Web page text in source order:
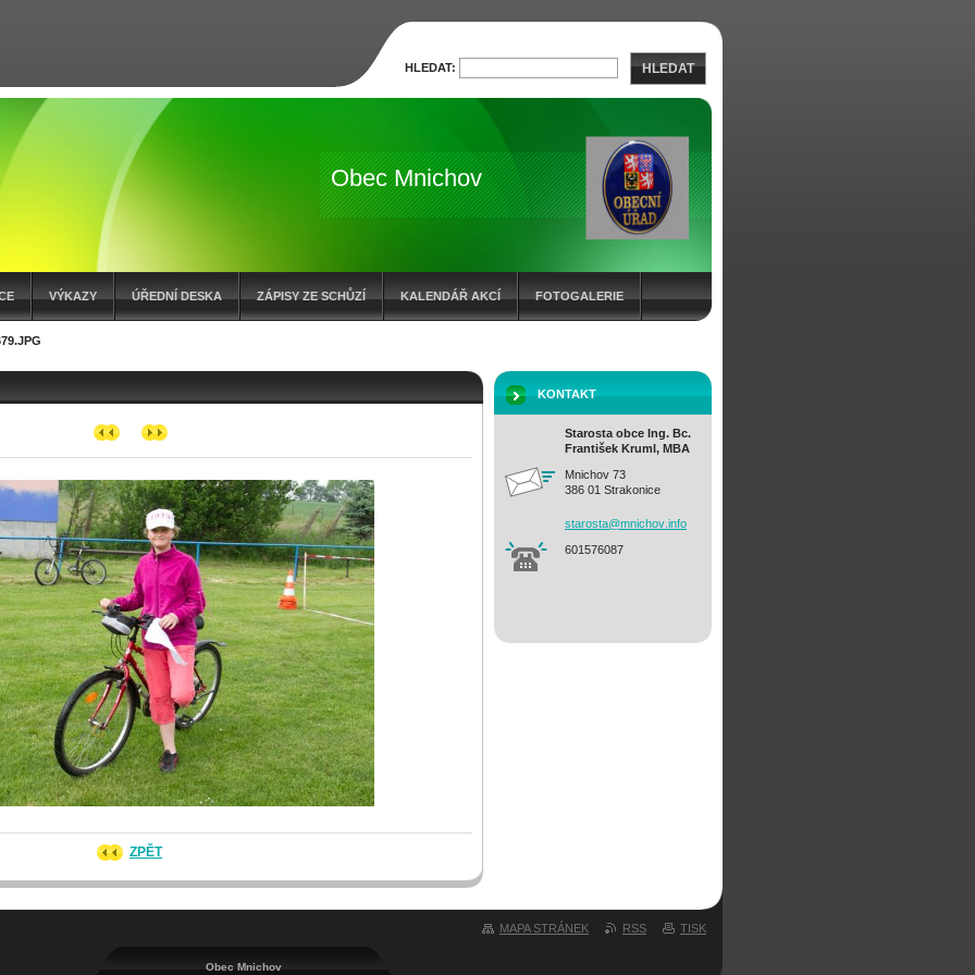
Obec Mnichov
VÝKAZY ÚŘEDNÍ DESKA ZÁPISY ZE SCHŮZÍ KALENDÁŘ AKCÍ FOTOGALERIE
OPATŘENÍ
ZPĚT
KONTAKT
Starosta obce Ing. Bc.
František Kruml, MBA
Mnichov 73
386 01 Strakonice
starosta@mnichov .info
601576087
HLEDAT: HLEDAT
MAPA STRÁNEK RSS TISK
Obec Mnichov